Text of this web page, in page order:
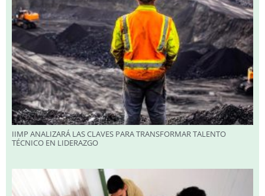
IIMP ANALIZARÁ LAS CLAVES PARA TRANSFORMAR TALENTO
TÉCNICO EN LIDERAZGO